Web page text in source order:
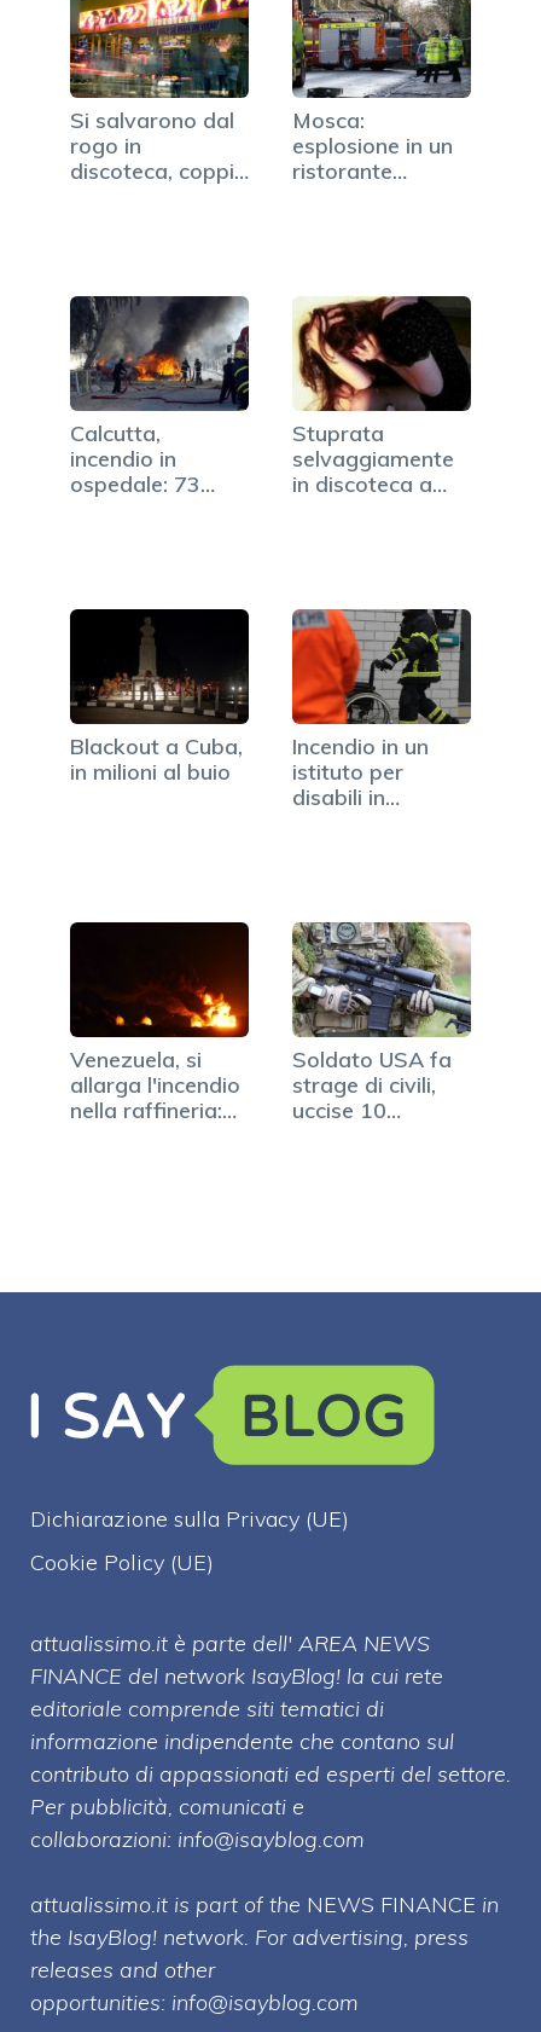
Si salvarono dal
rogo in
discoteca, coppia
Mosca:
esplosione in un
ristorante
Calcutta,
incendio in
ospedale: 73
Stuprata
selvaggiamente
in discoteca a
Blackout a Cuba,
in milioni al buio
Incendio in un
istituto per
disabili in
Venezuela, si
allarga l'incendio
nella raffineria:
Soldato USA fa
strage di civili,
uccise 10
Dichiarazione sulla Privacy (UE)
Cookie Policy (UE)
attualissimo.it è parte dell' AREA NEWS
FINANCE del network IsayBlog! la cui rete
editoriale comprende siti tematici di
informazione indipendente che contano sul
contributo di appassionati ed esperti del settore.
Per pubblicità, comunicati e
collaborazioni: info@isayblog.com
attualissimo.it is part of the NEWS FINANCE in
the IsayBlog! network. For advertising, press
releases and other
opportunities: info@isayblog.com